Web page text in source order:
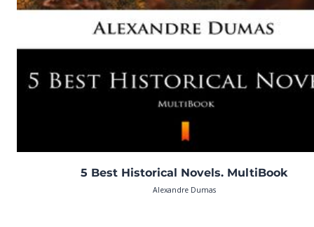
5 Best Historical Novels. MultiBook
Alexandre Dumas